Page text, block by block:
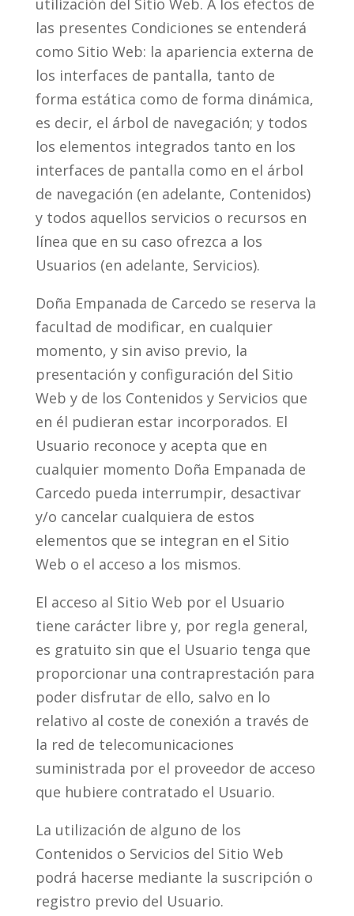
utilización del Sitio Web. A los efectos de
las presentes Condiciones se entenderá
como Sitio Web: la apariencia externa de
los interfaces de pantalla, tanto de
forma estática como de forma dinámica,
es decir, el árbol de navegación; y todos
los elementos integrados tanto en los
interfaces de pantalla como en el árbol
de navegación (en adelante, Contenidos)
y todos aquellos servicios o recursos en
línea que en su caso ofrezca a los
Usuarios (en adelante, Servicios).
Doña Empanada de Carcedo se reserva la
facultad de modificar, en cualquier
momento, y sin aviso previo, la
presentación y configuración del Sitio
Web y de los Contenidos y Servicios que
en él pudieran estar incorporados. El
Usuario reconoce y acepta que en
cualquier momento Doña Empanada de
Carcedo pueda interrumpir, desactivar
y/o cancelar cualquiera de estos
elementos que se integran en el Sitio
Web o el acceso a los mismos.
El acceso al Sitio Web por el Usuario
tiene carácter libre y, por regla general,
es gratuito sin que el Usuario tenga que
proporcionar una contraprestación para
poder disfrutar de ello, salvo en lo
relativo al coste de conexión a través de
la red de telecomunicaciones
suministrada por el proveedor de acceso
que hubiere contratado el Usuario.
La utilización de alguno de los
Contenidos o Servicios del Sitio Web
podrá hacerse mediante la suscripción o
registro previo del Usuario.